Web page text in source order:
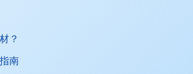
？
南